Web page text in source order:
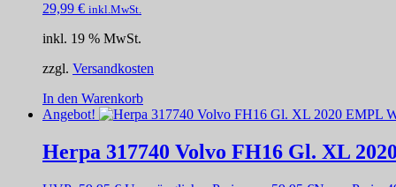
29,99 € inkl.MwSt.
inkl. 19 % MwSt.
zzgl. Versandkosten
In den Warenkorb
Angebot!
Herpa 317740 Volvo FH16 Gl. XL